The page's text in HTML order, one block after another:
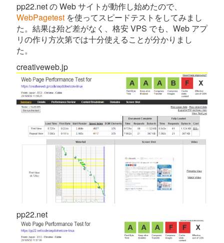
pp22.net の Web サイトが動作し始めたので、
WebPagetest を使ってスピードテストをしてみまし
た。結果は殆ど差がなく、格安 VPS でも、Web アプ
リの作り方次第では十分使えることが分かりまし
た。
creativeweb.jp
pp22.net